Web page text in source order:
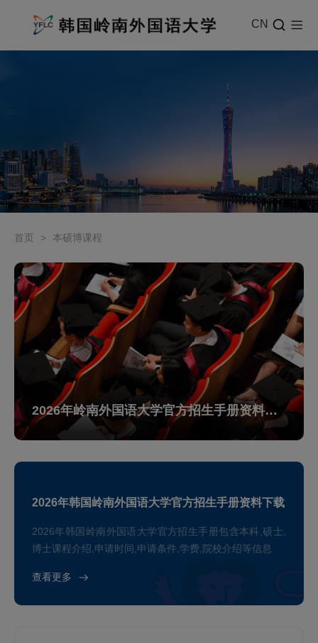
CN
首页 > 本硕博课程
2026年岭南外国语大学官方招生手册资料下载
2026年韩国岭南外国语大学官方招生手册资料下载
2026年韩国岭南外国语大学官方招生手册包含本科,硕士,
博士课程介绍,申请时间,申请条件,学费,院校介绍等信息
查看更多